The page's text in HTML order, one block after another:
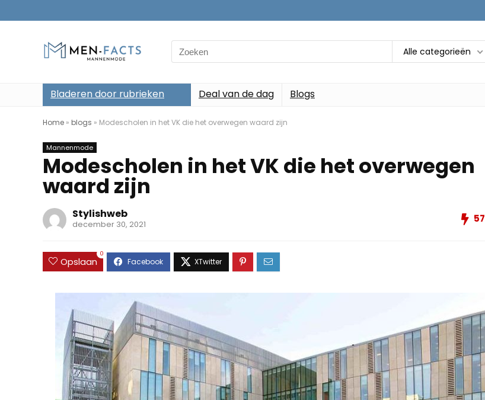
Search
for:
Alle categorieën
Bladeren door rubrieken Deal van de dag Blogs
Home » blogs » Modescholen in het VK die het overwegen waard zijn
Mannenmode
Modescholen in het VK die het overwegen
waard zijn
Stylishweb
december 30, 2021 57
Opslaan
0